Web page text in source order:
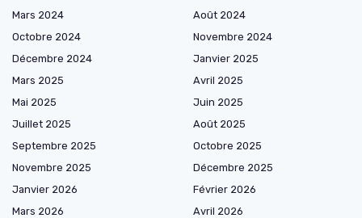
Mars 2024
Août 2024
Octobre 2024
Novembre 2024
Décembre 2024
Janvier 2025
Mars 2025
Avril 2025
Mai 2025
Juin 2025
Juillet 2025
Août 2025
Septembre 2025
Octobre 2025
Novembre 2025
Décembre 2025
Janvier 2026
Février 2026
Mars 2026
Avril 2026